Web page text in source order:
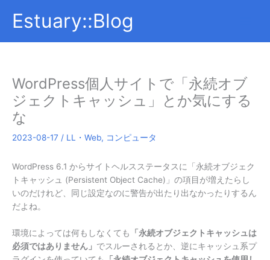
Estuary::Blog
WordPress個人サイトで「永続オブ
ジェクトキャッシュ」とか気にする
な
2023-08-17 / LL・Web, コンピュータ
WordPress 6.1 からサイトヘルスステータスに「永続オブジェク
トキャッシュ (Persistent Object Cache)」の項目が増えたらし
いのだけれど、同じ設定なのに警告が出たり出なかったりするん
だよね。
環境によっては何もしなくても
「永続オブジェクトキャッシュは
必須ではありません」 でスルーされるとか、逆にキャッシュ系プ